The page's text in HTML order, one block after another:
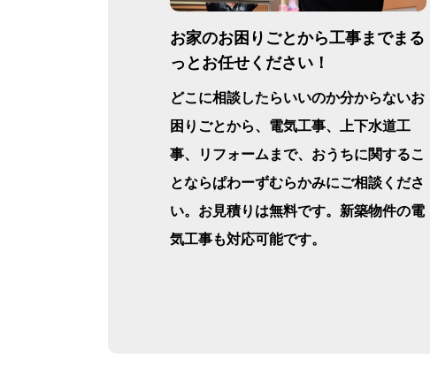
お家のお困りごとから工事までまる
っとお任せください！
どこに相談したらいいのか分からないお
困りごとから、電気工事、上下水道工
事、リフォームまで、おうちに関するこ
とならぱわーずむらかみにご相談くださ
い。お見積りは無料です。新築物件の電
気工事も対応可能です。